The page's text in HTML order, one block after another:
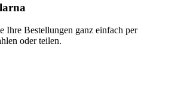
Ihre Bestellungen ganz einfach per
oder teilen.